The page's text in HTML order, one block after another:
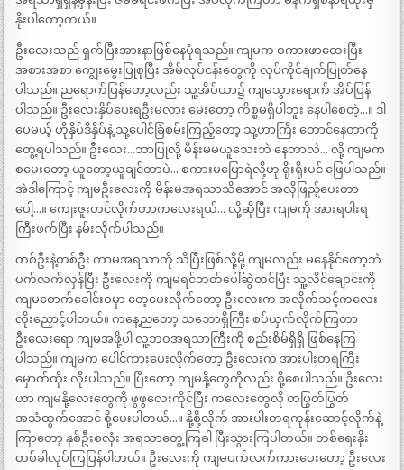
နိုးပါတော့တယ်။
ဦးလေးသည် ရှက်ပြီးအားနာဖြစ်နေပုံရသည်။ ကျမက စကားဖာထေးပြီး
အစားအစာ ကျွေးမွေးပြုစုပြီး အိမ်လုပ်ငန်းတွေကို လုပ်ကိုင်ချက်ပြုတ်နေ
ပါသည်။ ညရောက်ပြန်တော့လည်း သူ့အိပ်ယာ၌ ကျမသွားရောက် အိပ်ပြန်
ပါသည်။ ဦးလေးနှိပ်ပေးရဦးမလား မေးတော့ ကိစ္စမရှိပါဘူး နေပါစေတဲ့…။ ဒါ
ပေမယ့် ဟိုနှိပ်ဒီနှိပ်နဲ့ သူ့ပေါင်ခြံစမ်းကြည့်တော့ သူ့ဟာကြီး တောင်နေတာကို
တွေ့ရပါသည်။ ဦးလေး…ဘာပြုလို့ မိန်းမမယူသေးဘဲ နေတာလဲ… လို့ ကျမက
စမေးတော့ ယူတော့ယူချင်တာပဲ… စကားမပြောရဲလို့ဟု ရိုးရိုးပင် ဖြေပါသည်။
အဲဒါကြောင့် ကျမဦးလေးကို မိန်းမအရသာသိအောင် အလိုဖြည့်ပေးတာ
ပေါ့…။ ကျေးဇူးတင်လိုက်တာကလေးရယ်… လို့ဆိုပြီး ကျမကို အားရပါးရ
ကြီးဖက်ပြီး နမ်းလိုက်ပါသည်။
တစ်ဦးနဲ့တစ်ဦး ကာမအရသာကို သိပြီးဖြစ်လို့မို့ ကျမလည်း မနေနိုင်တော့ဘဲ
ပက်လက်လှန်ပြီး ဦးလေးကို ကျမရင်ဘတ်ပေါ်ဆွဲတင်ပြီး သူ့လိင်ချောင်းကို
ကျမစောက်ခေါင်းဝမှာ တေ့ပေးလိုက်တော့ ဦးလေးက အလိုက်သင့်ကလေး
လိုးညှောင့်ပါတယ်။ ကနေ့ညတော့ သဘောရှိကြီး စပ်ယှက်လိုက်ကြတာ
ဦးလေးရော ကျမအဖို့ပါ လူ့ဘဝအရသာကြီးကို စည်းစိမ်ရှိရှိ ဖြစ်နေကြ
ပါသည်။ ကျမက ပေါင်ကားပေးလိုက်တော့ ဦးလေးက အားပါးတရကြီး
မှောက်ထိုး လိုးပါသည်။ ပြီးတော့ ကျမနို့တွေကိုလည်း စို့စေပါသည်။ ဦးလေး
ဟာ ကျမနို့လေးတွေကို ဖွဖွလေးကိုင်ပြီး ကလေးတွေလို တပြွတ်ပြွတ်
အသံထွက်အောင် စို့ပေးပါတယ်…။ နို့စို့လိုက် အားပါးတရကုန်းဆောင့်လိုက်နဲ့
ကြာတော့ နှစ်ဦးစလုံး အရသာတွေ့ကြခါ ပြီးသွားကြပါတယ်။ တစ်ရေးနိုး
တစ်ခါလုပ်ကြပြန်ပါတယ်။ ဦးလေးကို ကျမပက်လက်ကားပေးတော့ ဦးလေး